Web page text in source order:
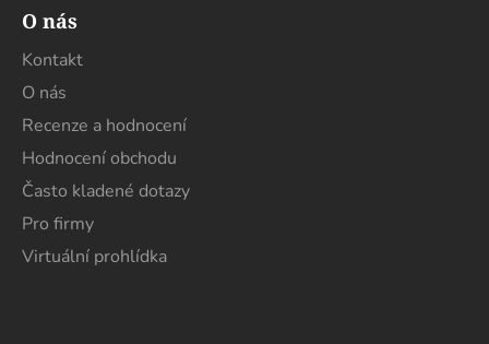
O nás
Kontakt
O nás
Recenze a hodnocení
Hodnocení obchodu
Často kladené dotazy
Pro firmy
Virtuální prohlídka